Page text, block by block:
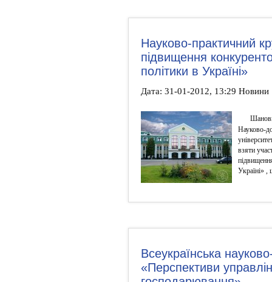
Науково-практичний
підвищення
політики в Україні»
Дата: 31-01-2012, 13:29 Новини
Науково-
взяти
Україні» ,
Всеукраїнська
«Перспективи